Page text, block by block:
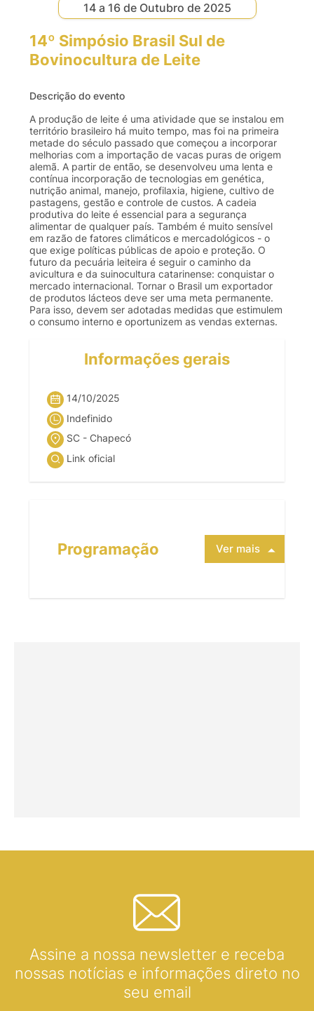
14 a 16 de Outubro de 2025
14º Simpósio Brasil Sul de
Bovinocultura de Leite
Descrição do evento
A produção de leite é uma atividade que se instalou em
território brasileiro há muito tempo, mas foi na primeira
metade do século passado que começou a incorporar
melhorias com a importação de vacas puras de origem
alemã. A partir de então, se desenvolveu uma lenta e
contínua incorporação de tecnologias em genética,
nutrição animal, manejo, profilaxia, higiene, cultivo de
pastagens, gestão e controle de custos. A cadeia
produtiva do leite é essencial para a segurança
alimentar de qualquer país. Também é muito sensível
em razão de fatores climáticos e mercadológicos - o
que exige políticas públicas de apoio e proteção. O
futuro da pecuária leiteira é seguir o caminho da
avicultura e da suinocultura catarinense: conquistar o
mercado internacional. Tornar o Brasil um exportador
de produtos lácteos deve ser uma meta permanente.
Para isso, devem ser adotadas medidas que estimulem
o consumo interno e oportunizem as vendas externas.
Informações gerais
14/10/2025
Indefinido
SC - Chapecó
Link oficial
Programação Ver mais
Assine a nossa newsletter e receba
nossas notícias e informações direto no
seu email